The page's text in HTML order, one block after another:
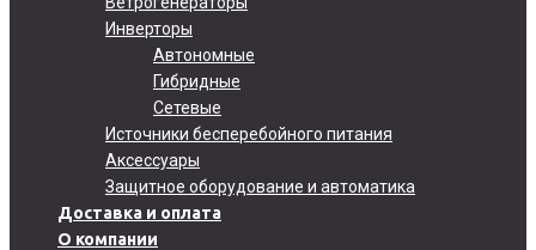
Инверторы
Автономные
Гибридные
Сетевые
Источники бесперебойного питания
Аксессуары
Защитное оборудование и автоматика
Доставка и оплата
О компании